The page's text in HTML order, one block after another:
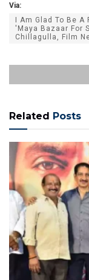
Via:
I Am Glad To Be A
'Maya Bazaar For
Chillagulla, Film
Related Posts